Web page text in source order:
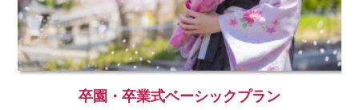
卒園・卒業式ベーシックプラン